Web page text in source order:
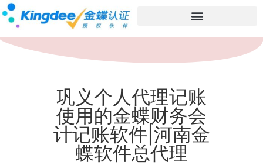
巩义个人代理记账
使用的金蝶财务会
计记账软件|河南金
蝶软件总代理